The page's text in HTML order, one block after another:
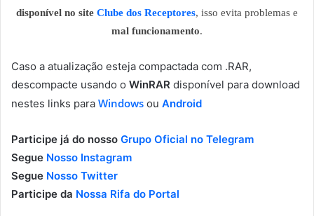
disponível no site Clube dos Receptores, isso evita problemas e
mal funcionamento.
Caso a atualização esteja compactada com .RAR,
descompacte usando o WinRAR disponível para download
nestes links para Windows ou Android
Participe já do nosso Grupo Oficial no Telegram
Segue Nosso Instagram
Segue Nosso Twitter
Participe da Nossa Rifa do Portal